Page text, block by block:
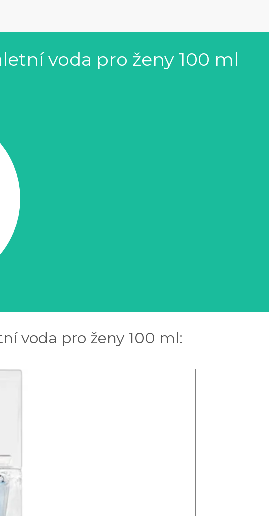
voda pro ženy 100 ml
voda pro ženy 100 ml: